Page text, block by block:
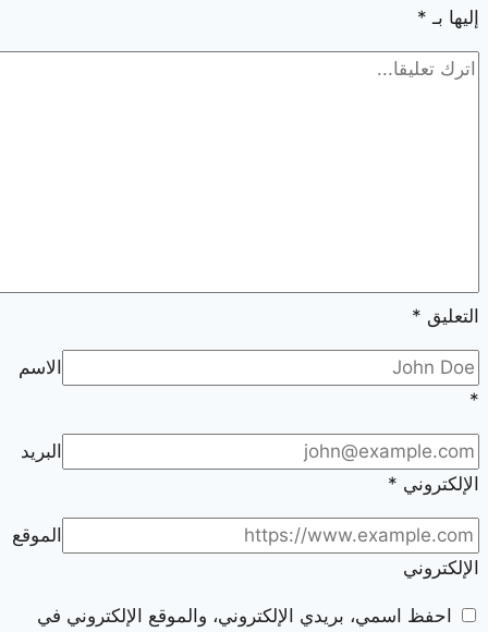
إليها بـ *
التعليق *
الاسم
*
البريد
الإلكتروني *
الموقع
الإلكتروني
احفظ اسمي، بريدي الإلكتروني، والموقع الإلكتروني في